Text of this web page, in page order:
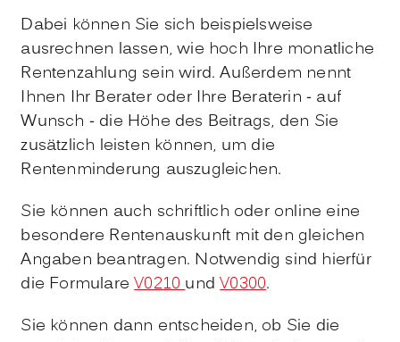
Dabei können Sie sich beispielsweise
ausrechnen lassen, wie hoch Ihre monatliche
Rentenzahlung sein wird. Außerdem nennt
Ihnen Ihr Berater oder Ihre Beraterin - auf
Wunsch - die Höhe des Beitrags, den Sie
zusätzlich leisten können, um die
Rentenminderung auszugleichen.
Sie können auch schriftlich oder online eine
besondere Rentenauskunft mit den gleichen
Angaben beantragen. Notwendig sind hierfür
die FormulareV0210undV0300.
Sie können dann entscheiden, ob Sie die